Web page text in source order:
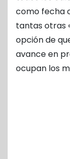
como fecha
tantas otras
opción de
avance en
ocupan los